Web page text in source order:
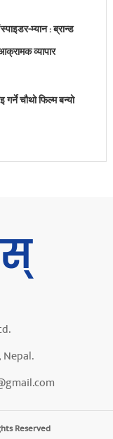
म्यान : ब्रान्ड
व्यापार
गर्ने चौथो फिल्म बन्यो
Reserved